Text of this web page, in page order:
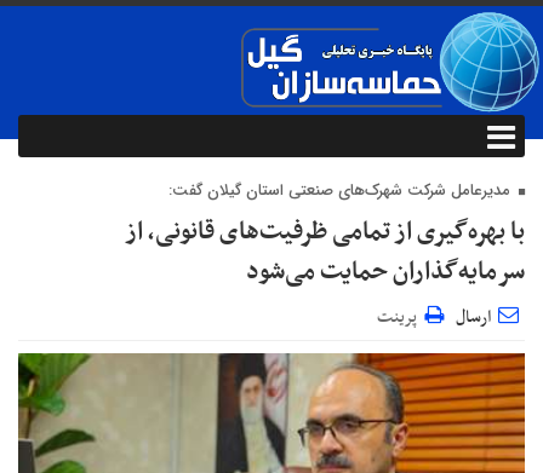
مدیرعامل شرکت شهرک‌های صنعتی استان گیلان گفت:
با بهره‌گیری از تمامی ظرفیت‌های قانونی، از
سرمایه‌گذاران حمایت می‌شود
ارسال پرینت